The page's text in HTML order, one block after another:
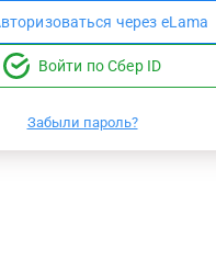
через eLama
Войти по Сбер ID
Забыли пароль?